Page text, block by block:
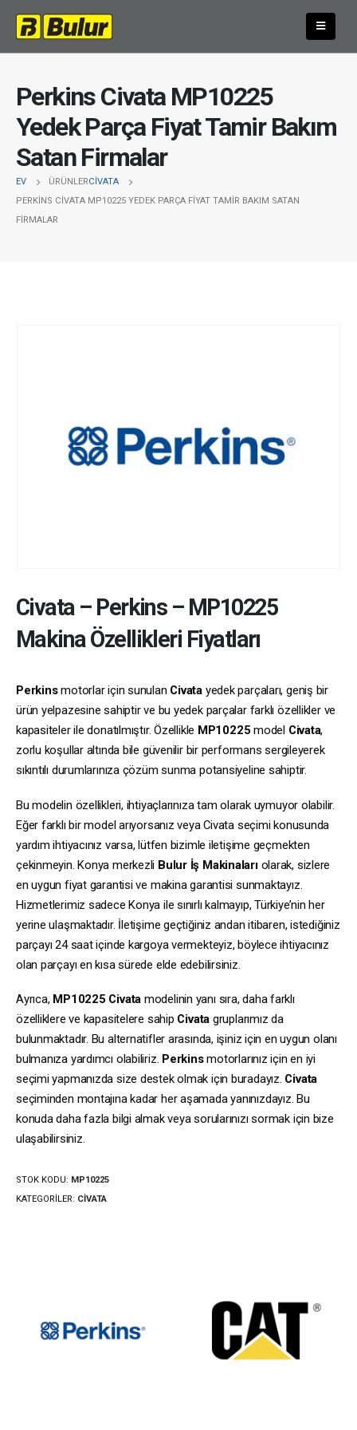
Perkins Civata MP10225
Yedek Parça Fiyat Tamir Bakım
Satan Firmalar
EV ÜRÜNLERCIVATA
PERKINS CIVATA MP10225 YEDEK PARÇA FIYAT TAMIR BAKIM SATAN
FIRMALAR
Civata– Perkins– MP10225
Makina Özellikleri Fiyatları
Perkinsmotorlar için sunulan Civata yedek parçaları, geniş bir
ürün yelpazesine sahiptir ve bu yedek parçalar farklı özellikler ve
kapasiteler ile donatılmıştır. Özellikle MP10225 model Civata,
zorlu koşullar altında bile güvenilir bir performans sergileyerek
sıkıntılı durumlarınıza çözüm sunma potansiyeline sahiptir.
Bu modelin özellikleri, ihtiyaçlarınıza tam olarak uymuyor olabilir.
Eğer farklı bir model arıyorsanız veya Civata seçimi konusunda
yardım ihtiyacınız varsa, lütfen bizimle iletişime geçmekten
çekinmeyin. Konya merkezli Bulur İş Makinalarıolarak, sizlere
en uygun fiyat garantisi ve makina garantisi sunmaktayız.
Hizmetlerimiz sadece Konya ile sınırlı kalmayıp, Türkiye’nin her
yerine ulaşmaktadır. İletişime geçtiğiniz andan itibaren, istediğiniz
parçayı 24 saat içinde kargoya vermekteyiz, böylece ihtiyacınız
olan parçayı en kısa sürede elde edebilirsiniz.
Ayrıca, MP10225 Civata modelinin yanı sıra, daha farklı
özelliklere ve kapasitelere sahip Civata gruplarımız da
bulunmaktadır. Bu alternatifler arasında, işiniz için en uygun olanı
bulmanıza yardımcı olabiliriz. Perkinsmotorlarınız için en iyi
seçimi yapmanızda size destek olmak için buradayız. Civata
seçiminden montajına kadar her aşamada yanınızdayız. Bu
konuda daha fazla bilgi almak veya sorularınızı sormak için bize
ulaşabilirsiniz.
STOK KODU: MP10225
KATEGORILER: CIVATA